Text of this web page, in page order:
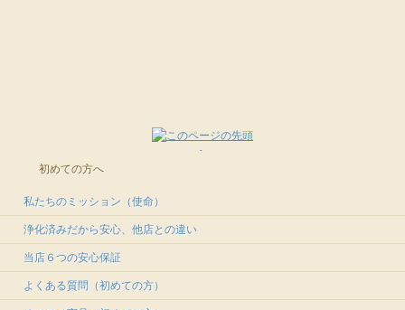
初めての方へ
私たちのミッション（使命）
浄化済みだから安心、他店との違い
当店６つの安心保証
よくある質問（初めての方）